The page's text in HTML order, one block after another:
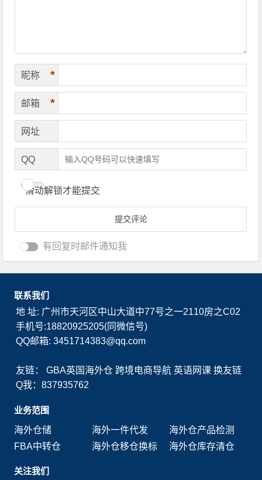
昵称 *
邮箱 *
网址
QQ
滑动解锁才能提交
有回复时邮件通知我
联系我们
地 址: 广州市天河区中山大道中77号之一2110房之C02
手机号:18820925205(同微信号)
QQ邮箱: 3451714383@qq.com
友链：GBA英国海外仓 跨境电商导航 英语网课 换友链
Q我：837935762
业务范围
海外仓储
海外一件代发
海外仓产品检测
FBA中转仓
海外仓移仓换标 海外仓库存清仓
关注我们